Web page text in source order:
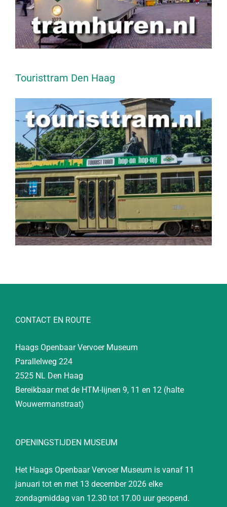
Touristtram Den Haag
CONTACT EN ROUTE
Haags Openbaar Vervoer Museum
Parallelweg 224
2525 NL Den Haag
Bereikbaar met de HTM-lijnen 9, 11 en 12 (halte
Wouwermanstraat)
OPENINGSTIJDEN MUSEUM
Het Haags Openbaar Vervoer Museum is vanaf 11
januari tot en met 13 december 2026 elke
zondagmiddag van 12.30 tot 17.00 uur geopend.